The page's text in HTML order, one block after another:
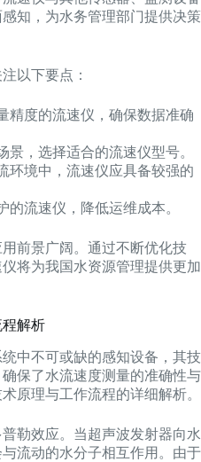
知，为水务管理部门提供决策
以下要点：
精度的流速仪，确保数据准确
景，选择适合的流速仪型号。
环境中，流速仪应具备较强的
的流速仪，降低运维成本。
前景广阔。通过不断优化技
将为我国水资源管理提供更加
解析
中不可或缺的感知设备，其技
保了水流速度测量的准确性与
原理与工作流程的详细解析。
勒效应。当超声波发射器向水
流动的水分子相互作用。由于